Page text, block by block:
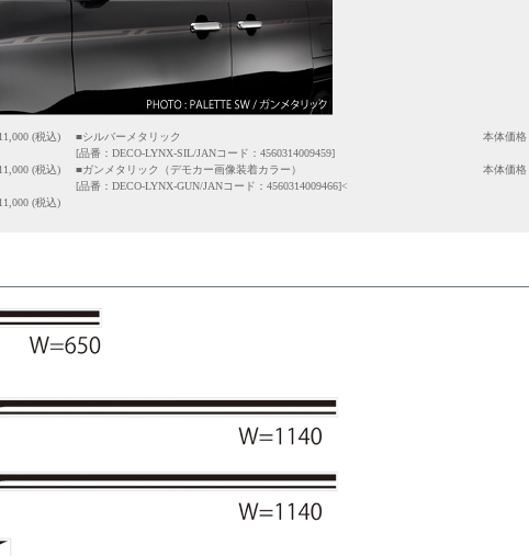
11,000 (税込)
■シルバーメタリック
[品番：DECO-LYNX-SIL/JANコード：4560314009459]
本体価格
11,000 (税込)
■ガンメタリック（デモカー画像装着カラー）
[品番：DECO-LYNX-GUN/JANコード：4560314009466]<
本体価格
11,000 (税込)